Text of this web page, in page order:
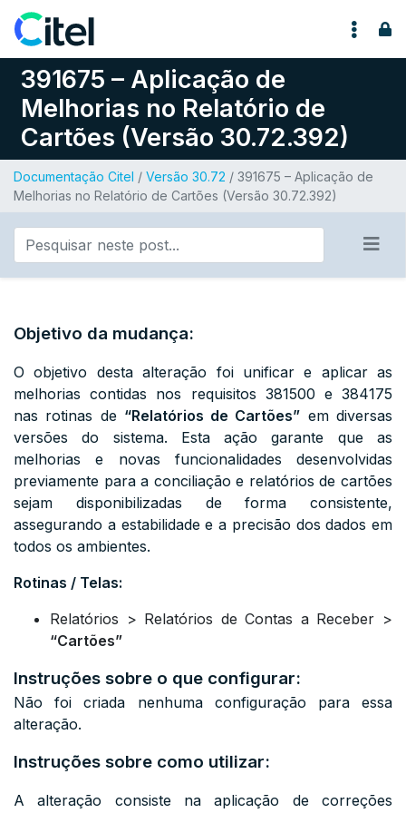
Pular para o conteúdo
391675 – Aplicação de
Melhorias no Relatório de
Cartões (Versão 30.72.392)
Documentação Citel / Versão 30.72 / 391675 – Aplicação de
Melhorias no Relatório de Cartões (Versão 30.72.392)
Objetivo da mudança:
O objetivo desta alteração foi unificar e aplicar as
melhorias contidas nos requisitos 381500 e 384175
nas rotinas de “Relatórios de Cartões” em diversas
versões do sistema. Esta ação garante que as
melhorias e novas funcionalidades desenvolvidas
previamente para a conciliação e relatórios de cartões
sejam disponibilizadas de forma consistente,
assegurando a estabilidade e a precisão dos dados em
todos os ambientes.
Rotinas / Telas:
Relatórios > Relatórios de Contas a Receber >
“Cartões”
Instruções sobre o que configurar:
Não foi criada nenhuma configuração para essa
alteração.
Instruções sobre como utilizar:
A alteração consiste na aplicação de correções